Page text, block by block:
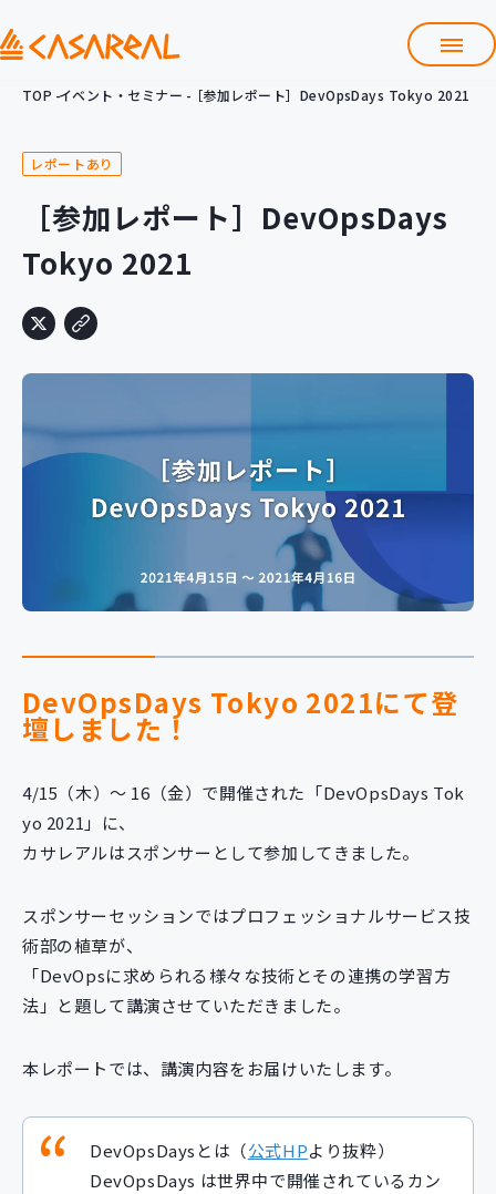
会社情報
サービス
クラウド導入支援
システム構築支援
研修サービス
カスタマイズコース 教材購入
新規開発サービス
イベント・セミナー
ニュース
採用情報
TOP イベント・セミナー ［参加レポート］DevOpsDays Tokyo 2021
レポートあり
［参加レポート］DevOpsDays
Tokyo 2021
DevOpsDays Tokyo 2021にて登
壇しました！
4/15（木）～ 16（金）で開催された「DevOpsDays Tok
yo 2021」に、
カサレアルはスポンサーとして参加してきました。
スポンサーセッションではプロフェッショナルサービス技
術部の植草が、
「DevOpsに求められる様々な技術とその連携の学習方
法」と題して講演させていただきました。
本レポートでは、講演内容をお届けいたします。
DevOpsDaysとは（公式HPより抜粋）
DevOpsDays は世界中で開催されているカン